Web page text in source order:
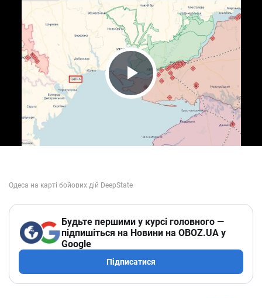
Play Video
Будьте першими у курсі головного —
підпишіться на Новини на OBOZ.UA у
Google
Підписатися